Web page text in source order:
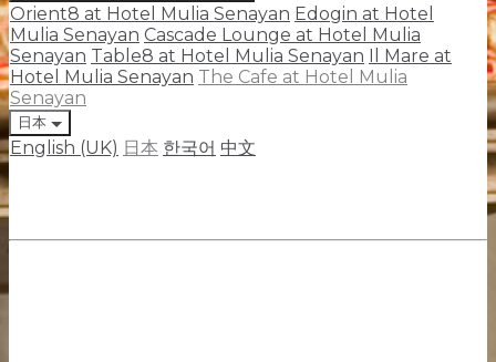
Orient8 at Hotel Mulia Senayan Edogin at Hotel
Mulia Senayan Cascade Lounge at Hotel Mulia
Senayan Table8 at Hotel Mulia Senayan Il Mare at
Hotel Mulia Senayan The Cafe at Hotel Mulia
Senayan
日本
English (UK) 日本 한국어 中文